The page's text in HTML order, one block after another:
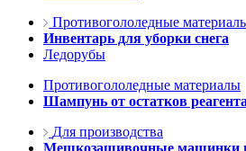
Противогололедные
Инвентарь для уборки снега
Ледорубы
Противогололедные материалы
Шампунь от остатков реагента
Для производства
Мешкозашивочные машинки